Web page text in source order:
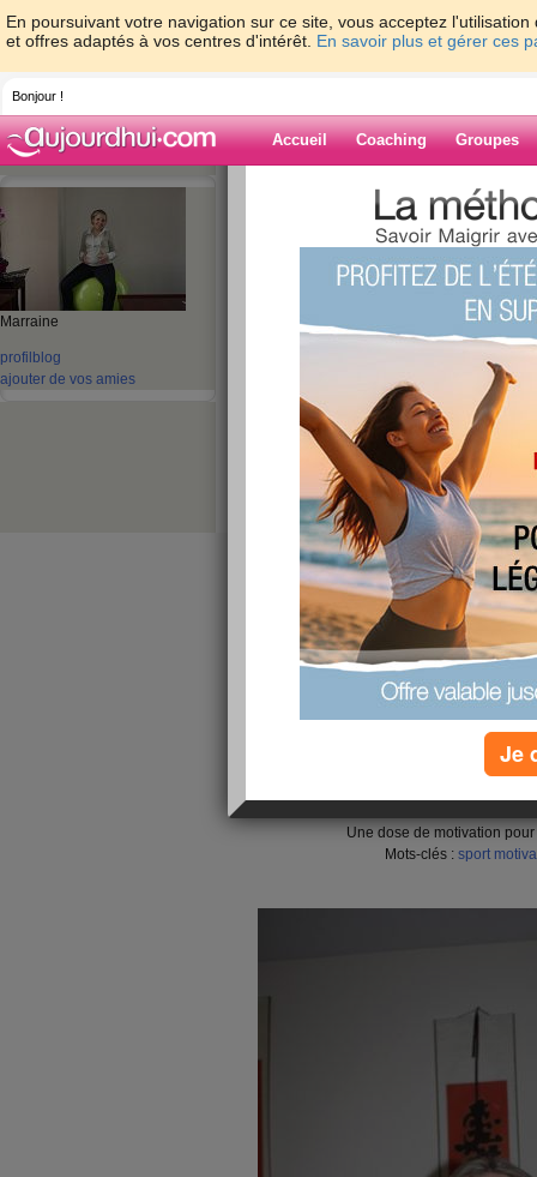
En poursuivant votre navigation sur ce site, vous acceptez
et offres adaptés à vos centres d'intérêt. En savoir plus et gérer ces
Bonjour !
Accueil Coaching Groupes
Marraine
profil blog
ajouter de vos amies
>
>
Blog de
Motivation!!! Au
video a l'appuis!!!!
publié le 04/01/2010 à 14:33
Une dose de motivation
Mots-clés : sport
Je